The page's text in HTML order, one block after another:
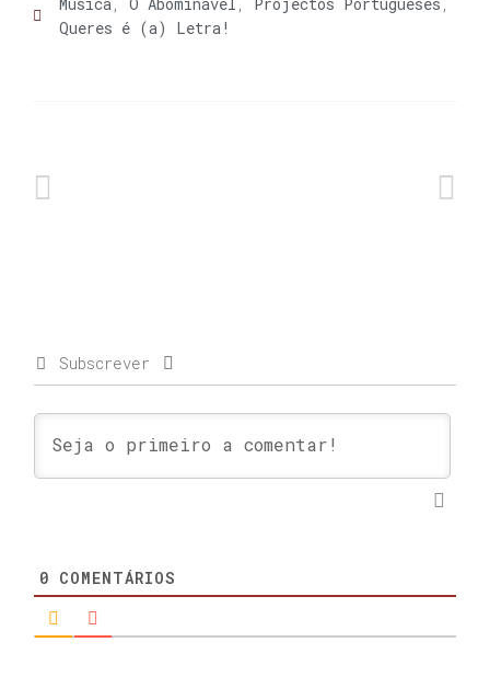
Música, O Abominável , Projectos Portugueses ,
Queres é (a) Letra!
Subscrever
0 COMENTÁRIOS